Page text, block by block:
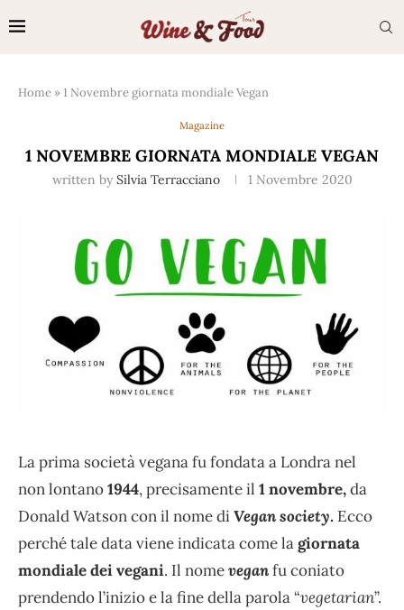
Home »1 Novembre giornata mondiale Vegan
Magazine
1 NOVEMBRE GIORNATA MONDIALE VEGAN
written by Silvia Terracciano 1 Novembre 2020
La prima società vegana fu fondata a Londra nel
non lontano1944, precisamente il 1 novembre,da
Donald Watson con il nome diVegan society. Ecco
perché tale data viene indicata come lagiornata
mondiale dei vegani. Il nomeveganfu coniato
prendendo l’inizio e la fine della parola “vegetarian”.